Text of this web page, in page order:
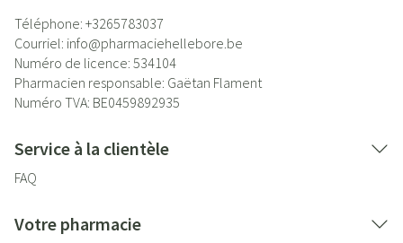
Téléphone: +3265783037
Courriel: info@pharmaciehellebore.be
Numéro de licence: 534104
Pharmacien responsable: Gaëtan Flament
Numéro TVA: BE0459892935
Service à la clientèle
FAQ
Votre pharmacie